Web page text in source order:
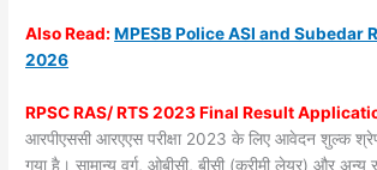
AlsoRead:MPESB Police ASI and Subedar
2026
RPSC RAS/ RTS 2023 Final Result
आरपीएससी आरएएस परीक्षा 2023 के लिए आवेदन शुल्क
गया है। सामान्य वर्ग, ओबीसी, बीसी (क्रीमी लेयर) और अन्य